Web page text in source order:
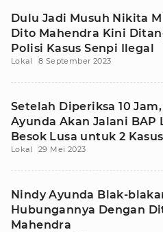
Dulu Jadi Musuh Nikita
Dito Mahendra Kini
Polisi Kasus Senpi Ilegal
Lokal 8 September 2023
Setelah Diperiksa 10
Ayunda Akan Jalani BAP
Besok Lusa untuk 2 Kasus
Sekaligus
Lokal 29 Mei 2023
Nindy Ayunda Blak-
Hubungannya Dengan
Mahendra